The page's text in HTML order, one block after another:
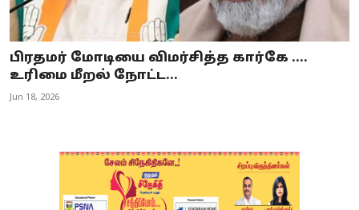
பிரதமர் மோடியை விமர்சித்த கார்கே ....
உரிமை மீறல் நோட்ட...
Jun 18, 2026